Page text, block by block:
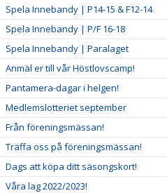
Spela Innebandy | P14-15 & F12-14
Spela Innebandy | P/F 16-18
Spela Innebandy | Paralaget
Anmäl er till vår Höstlovscamp!
Pantamera-dagar i helgen!
Medlemslotteriet september
Från föreningsmässan!
Träffa oss på föreningsmässan!
Dags att köpa ditt säsongskort!
Våra lag 2022/2023!